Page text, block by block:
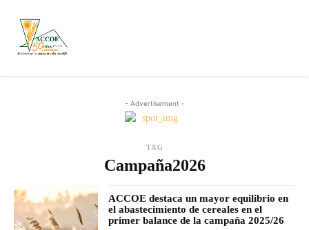
- Advertisement -
TAG
Campaña2026
ACCOE destaca un mayor equilibrio en
el abastecimiento de cereales en el
primer balance de la campaña 2025/26